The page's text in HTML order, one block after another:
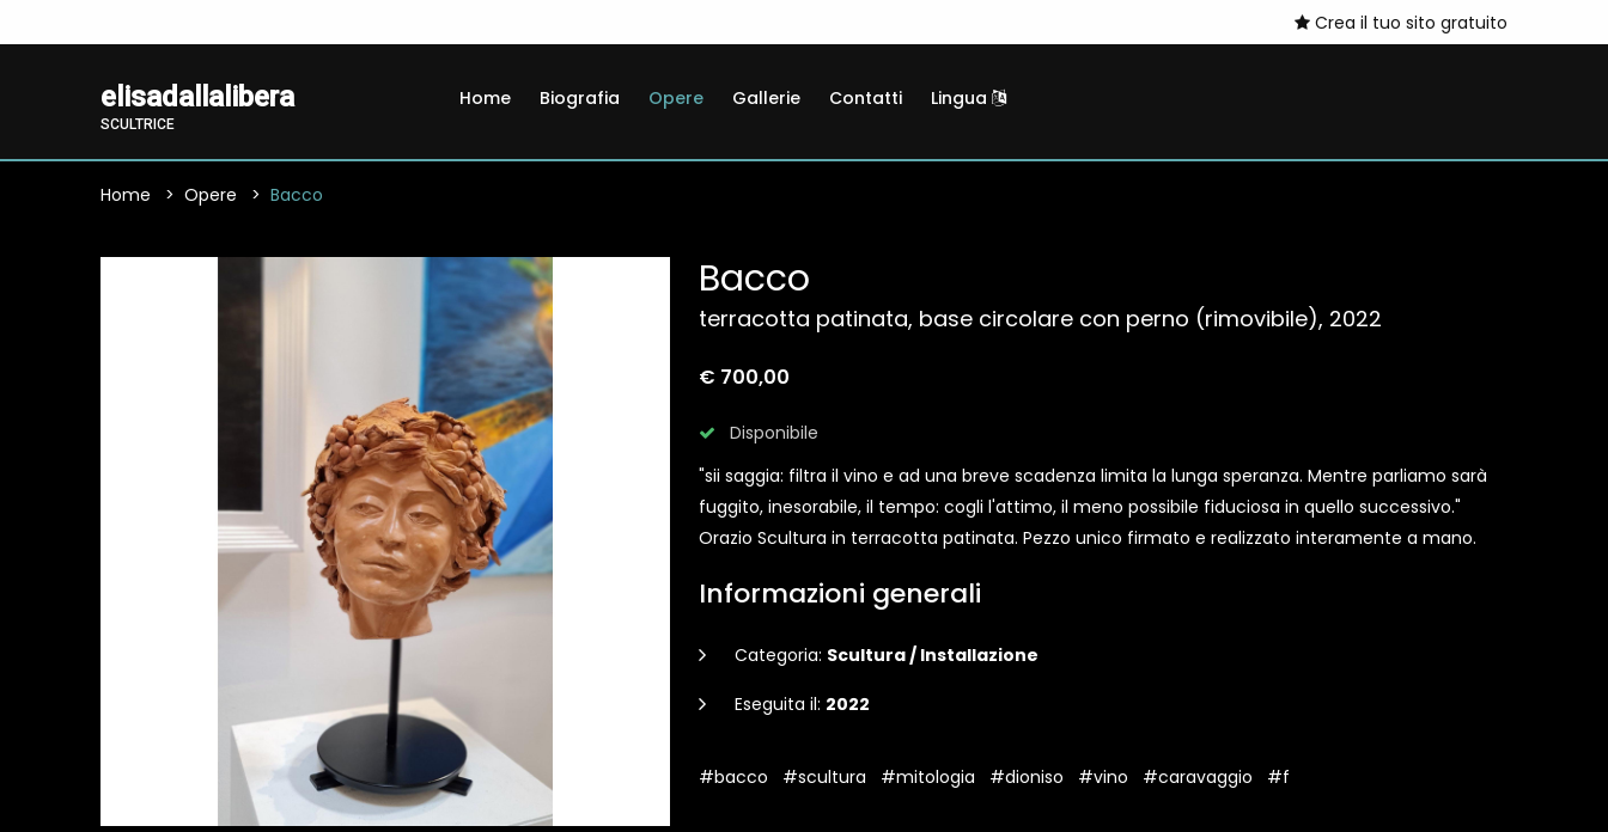
Crea il tuo sito gratuito
elisadallalibera
SCULTRICE
Home Biografia Opere Gallerie Contatti Lingua
Home Opere Bacco
Bacco
terracotta patinata, base circolare con perno (rimovibile), 2022
€ 700,00
Disponibile
"sii saggia: filtra il vino e ad una breve scadenza limita la lunga speranza. Mentre parliamo sarà
fuggito, inesorabile, il tempo: cogli l'attimo, il meno possibile fiduciosa in quello successivo."
Orazio Scultura in terracotta patinata. Pezzo unico firmato e realizzato interamente a mano.
Informazioni generali
Categoria: Scultura / Installazione
Eseguita il: 2022
#bacco #scultura #mitologia #dioniso #vino #caravaggio #f